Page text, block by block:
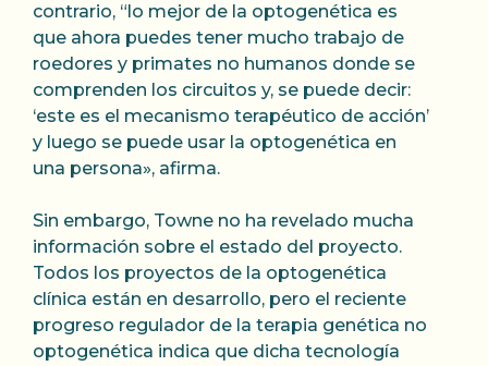
contrario, “lo mejor de la optogenética es
que ahora puedes tener mucho trabajo de
roedores y primates no humanos donde se
comprenden los circuitos y, se puede decir:
‘este es el mecanismo terapéutico de acción’
y luego se puede usar la optogenética en
una persona», afirma.
Sin embargo, Towne no ha revelado mucha
información sobre el estado del proyecto.
Todos los proyectos de la optogenética
clínica están en desarrollo, pero el reciente
progreso regulador de la terapia genética no
optogenética indica que dicha tecnología